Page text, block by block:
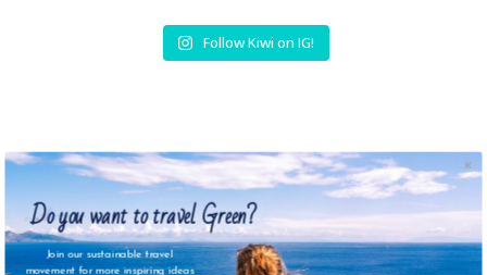
Follow Kiwi on IG!
Do you want to travel Green?
Join our sustainable travel
movement for more inspiring ideas